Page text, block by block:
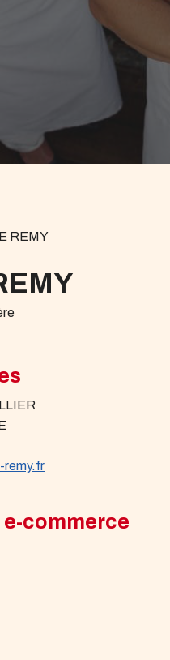
REMY
remy.fr
e-commerce